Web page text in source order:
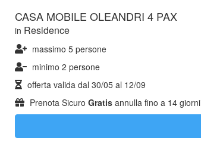
CASA MOBILE OLEANDRI 4 PAX
in Residence
massimo 5 persone
minimo 2 persone
offerta valida dal 30/05 al 12/09
Prenota Sicuro Gratis annulla fino a 14 giorni